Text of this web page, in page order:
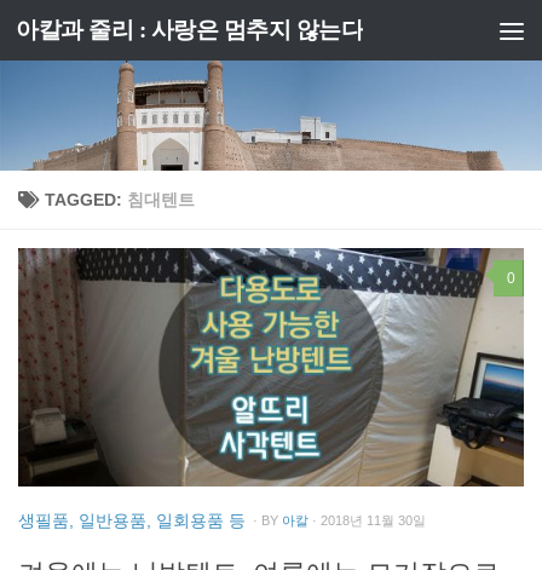
Skip to content
아칼과 줄리 : 사랑은 멈추지 않는다
TAGGED: 침대텐트
0
생필품, 일반용품, 일회용품 등 · BY 아칼 · 2018년 11월 30일